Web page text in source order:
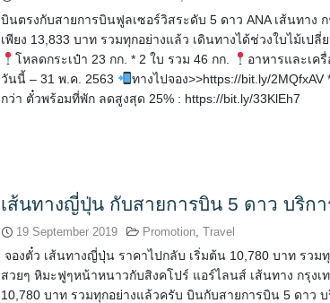
บินตรงกับสายการบินฟูลเซอร์วิสระดับ 5 ดาว ANA เส้นทาง
เพียง 13,833 บาท รวมทุกอย่างแล้ว เดินทางได้ช่วงใบไม้เป
โหลดกระเป๋า 23 กก. * 2 ใบ รวม 46 กก.
อาหารและเครื่
วันนี้ – 31 พ.ค. 2563
ทางไปจอง>>https://bit.ly/
กว่า ตั๋วพร้อมที่พัก ลดสูงสุด 25% : https://bit.ly/33KlEh7
เส้นทางญี่ปุ่น กับสายการบิน 5 ดาว บริกา
19 September 2019 Promotion, Travel
จองตั๋ว เส้นทางญี่ปุ่น ราคาไปกลับ เริ่มต้น 10,780 บาท รวม
สวยๆ หิมะฟูๆหน้าหนาวกับสิงคโปร์ แอร์ไลนส์ เส้นทาง กรุง
10,780 บาท รวมทุกอย่างแล้วครับ บินกับสายการบิน 5 ดาว